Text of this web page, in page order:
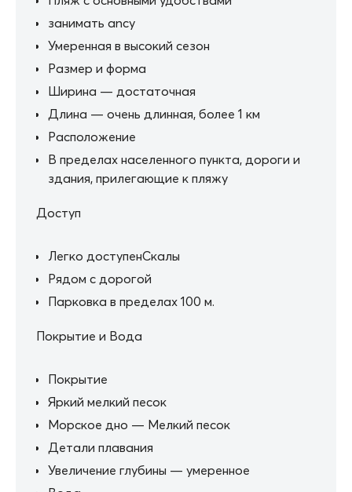
занимать ancy
Умеренная в высокий сезон
Размер и форма
Ширина — достаточная
Длина — очень длинная, более 1 км
Расположение
В пределах населенного пункта, дороги и
здания, прилегающие к пляжу
Доступ
Легко доступенСкалы
Рядом с дорогой
Парковка в пределах 100 м.
Покрытие и Вода
Покрытие
Яркий мелкий песок
Морское дно — Мелкий песок
Детали плавания
Увеличение глубины — умеренное